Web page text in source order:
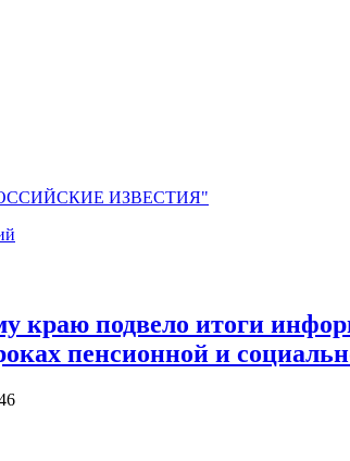
ИЗВЕСТИЯ"
краю подвело итоги
пенсионной и